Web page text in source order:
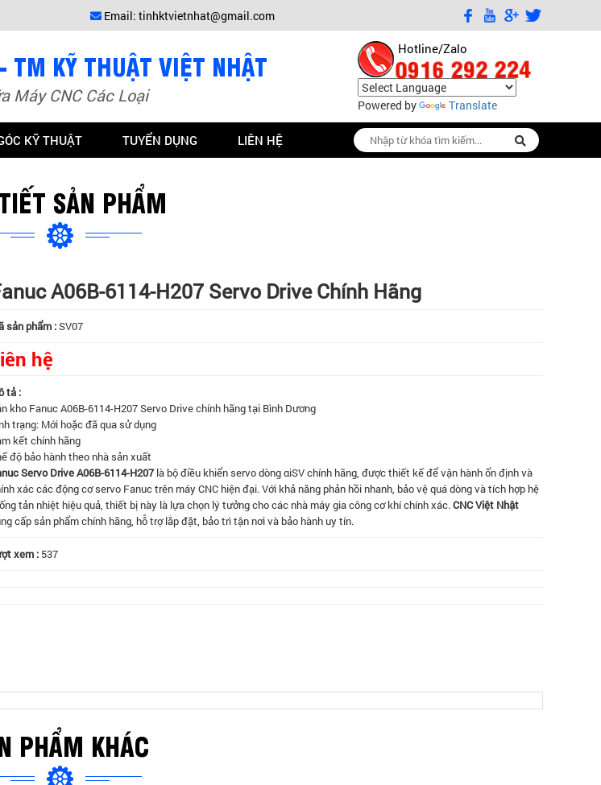
Email: tinhktvietnhat@gmail.com
Máy CNC Các Loại
Hotline/Zalo
0916 292 224
Powered by Translate
KỸ THUẬT TUYỂN DỤNG LIÊN HỆ
SẢN PHẨM
A06B-6114-H207 Servo Drive Chính Hãng
sản phẩm :SV07
hệ
tả :
kho Fanuc A06B-6114-H207 Servo Drive chính hãng tại Bình Dương
trạng: Mới hoặc đã qua sử dụng
kết chính hãng
độ bảo hành theo nhà sản xuất
Servo Drive A06B-6114-H207là bộ điều khiển servo dòng αiSV chính hãng, được thiết kế để vận hành ổn định và
xác các động cơ servo Fanuc trên máy CNC hiện đại. Với khả năng phản hồi nhanh, bảo vệ quá dòng và tích hợp hệ
tản nhiệt hiệu quả, thiết bị này là lựa chọn lý tưởng cho các nhà máy gia công cơ khí chính xác.CNC Việt Nhật
cấp sản phẩm chính hãng, hỗ trợ lắp đặt, bảo trì tận nơi và bảo hành uy tín.
xem : 537
PHẨM KHÁC